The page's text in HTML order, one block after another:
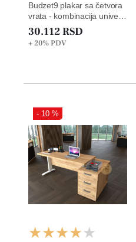
Budzet9 plakar sa četvora
vrata - kombinacija univer i
staklo
30.112 RSD
+ 20%PDV
- 10 %